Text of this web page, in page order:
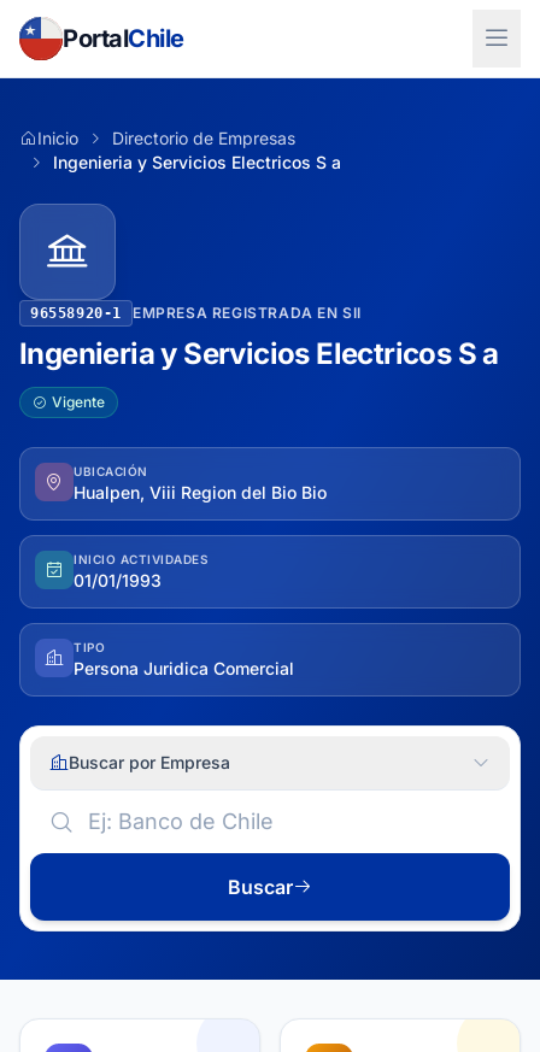
PortalChile
Inicio
Directorio de Empresas
Ingenieria y Servicios Electricos S a
96558920-1 EMPRESA REGISTRADA EN SII
Ingenieria y Servicios Electricos S a
Vigente
UBICACIÓN
Hualpen, Viii Region del Bio Bio
INICIO ACTIVIDADES
01/01/1993
TIPO
Persona Juridica Comercial
Buscar por Empresa
Buscar